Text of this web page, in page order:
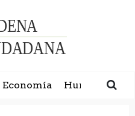
Economía Humanidad